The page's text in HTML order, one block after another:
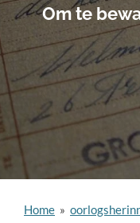
Om te
Home »